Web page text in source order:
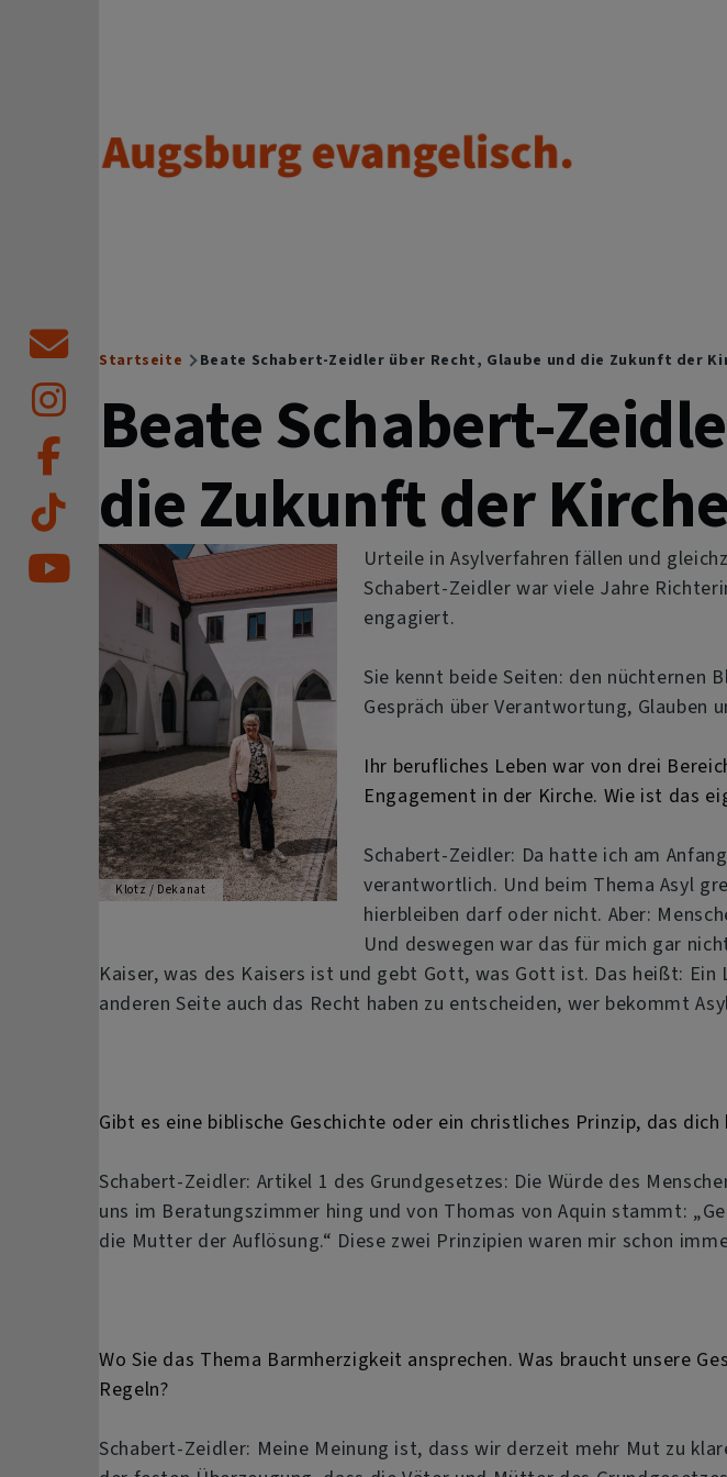
Augsburg evangelisch.
Breadcrumb
Startseite Beate Schabert-Zeidler über Recht, Glaube und die Zukunft der
Beate Schabert-
die Zukunft der Kirche
Klotz / Dekanat
Urteile in Asylverfahren fällen und
Schabert-Zeidler war viele Jahre
engagiert.
Sie kennt beide Seiten: den nüchternen
Gespräch über Verantwortung, Glauben
Ihr berufliches Leben war von drei
Engagement in der Kirche. Wie ist das
Schabert-Zeidler: Da hatte ich am
verantwortlich. Und beim Thema Asyl
hierbleiben darf oder nicht. Aber:
Und deswegen war das für mich gar
Kaiser, was des Kaisers ist und gebt Gott, was Gott ist. Das heißt:
anderen Seite auch das Recht haben zu entscheiden, wer bekommt
Gibt es eine biblische Geschichte oder ein christliches Prinzip, das
Schabert-Zeidler: Artikel 1 des Grundgesetzes: Die Würde des
uns im Beratungszimmer hing und von Thomas von Aquin stammt:
die Mutter der Auflösung.“ Diese zwei Prinzipien waren mir schon
Wo Sie das Thema Barmherzigkeit ansprechen. Was braucht unsere
Regeln?
Schabert-Zeidler: Meine Meinung ist, dass wir derzeit mehr Mut zu